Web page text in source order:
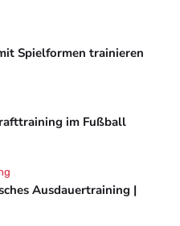
Spielformen trainieren
im Fußball
Ausdauertraining |